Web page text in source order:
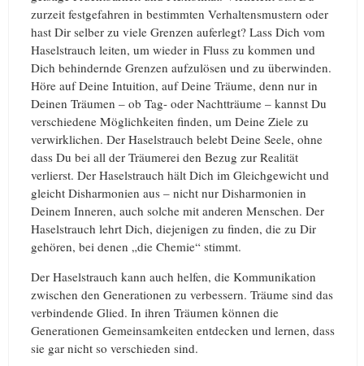
zurzeit festgefahren in bestimmten Verhaltensmustern oder
hast Dir selber zu viele Grenzen auferlegt? Lass Dich vom
Haselstrauch leiten, um wieder in Fluss zu kommen und
Dich behindernde Grenzen aufzulösen und zu überwinden.
Höre auf Deine Intuition, auf Deine Träume, denn nur in
Deinen Träumen – ob Tag- oder Nachtträume – kannst Du
verschiedene Möglichkeiten finden, um Deine Ziele zu
verwirklichen. Der Haselstrauch belebt Deine Seele, ohne
dass Du bei all der Träumerei den Bezug zur Realität
verlierst. Der Haselstrauch hält Dich im Gleichgewicht und
gleicht Disharmonien aus – nicht nur Disharmonien in
Deinem Inneren, auch solche mit anderen Menschen. Der
Haselstrauch lehrt Dich, diejenigen zu finden, die zu Dir
gehören, bei denen „die Chemie“ stimmt.
Der Haselstrauch kann auch helfen, die Kommunikation
zwischen den Generationen zu verbessern. Träume sind das
verbindende Glied. In ihren Träumen können die
Generationen Gemeinsamkeiten entdecken und lernen, dass
sie gar nicht so verschieden sind.